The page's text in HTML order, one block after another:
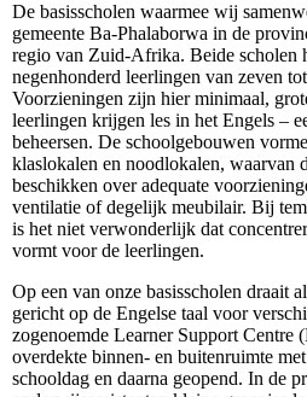
De basisscholen waarmee wij
gemeente Ba-Phalaborwa in de
regio van Zuid-Afrika. Beide scholen
negenhonderd leerlingen van zeven
Voorzieningen zijn hier minimaal,
leerlingen krijgen les in het Engels –
beheersen. De schoolgebouwen
klaslokalen en noodlokalen, waarvan
beschikken over adequate
ventilatie of degelijk meubilair. Bij
is het niet verwonderlijk dat
vormt voor de leerlingen.
Op een van onze basisscholen draait
gericht op de Engelse taal voor
zogenoemde Learner Support Centre
overdekte binnen- en buitenruimte
schooldag en daarna geopend. In de